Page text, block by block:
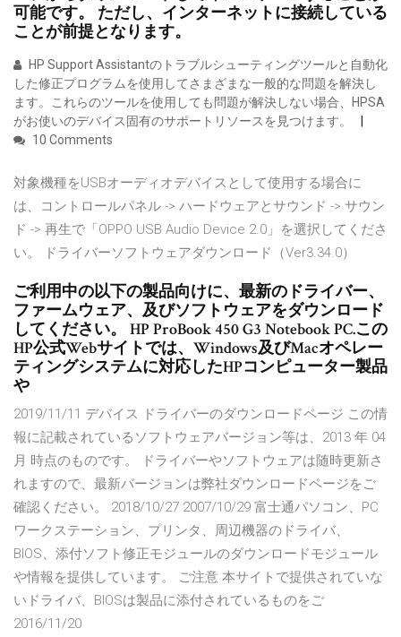
可能です。 ただし、インターネットに接続している
ことが前提となります。
HP Support Assistantのトラブルシューティングツールと自動化
した修正プログラムを使用してさまざまな一般的な問題を解決し
ます。これらのツールを使用しても問題が解決しない場合、HPSA
がお使いのデバイス固有のサポートリソースを見つけます。
10 Comments
対象機種をUSBオーディオデバイスとして使用する場合に
は、コントロールパネル -> ハードウェアとサウンド -> サウン
ド -> 再生で「OPPO USB Audio Device 2.0」を選択してくださ
い。 ドライバーソフトウェアダウンロード（Ver3.34.0）
ご利用中の以下の製品向けに、最新のドライバー、
ファームウェア、及びソフトウェアをダウンロード
してください。 HP ProBook 450 G3 Notebook PC.この
HP公式Webサイトでは、Windows及びMacオペレー
ティングシステムに対応したHPコンピューター製品
や
2019/11/11 デバイス ドライバーのダウンロードページ この情
報に記載されているソフトウェアバージョン等は、2013 年 04
月 時点のものです。 ドライバーやソフトウェアは随時更新さ
れますので、最新バージョンは弊社ダウンロードページをご
確認ください。 2018/10/27 2007/10/29 富士通パソコン、PC
ワークステーション、プリンタ、周辺機器のドライバ、
BIOS、添付ソフト修正モジュールのダウンロードモジュール
や情報を提供しています。 ご注意 本サイトで提供されていな
いドライバ、BIOSは製品に添付されているものをご
2016/11/20